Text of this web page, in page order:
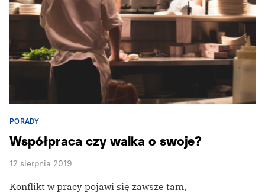
PORADY
Współpraca czy walka o swoje?
12 sierpnia 2019
Konflikt w pracy pojawi się zawsze tam,